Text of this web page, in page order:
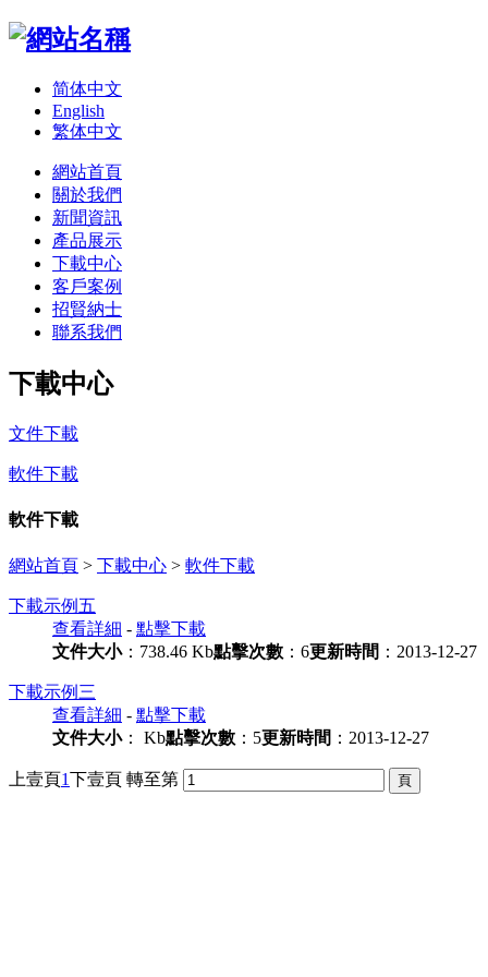
简体中文
English
繁体中文
網站首頁
關於我們
新聞資訊
產品展示
下載中心
客戶案例
招賢納士
聯系我們
下載中心
文件下載
軟件下載
軟件下載
網站首頁 > 下載中心 > 軟件下載
下載示例五
查看詳細 - 點擊下載
文件大小：738.46 Kb點擊次數 ：6更新時間 ：2013-12-27
下載示例三
查看詳細 - 點擊下載
文件大小： Kb點擊次數 ：5更新時間 ：2013-12-27
上壹頁1下壹頁 轉至第